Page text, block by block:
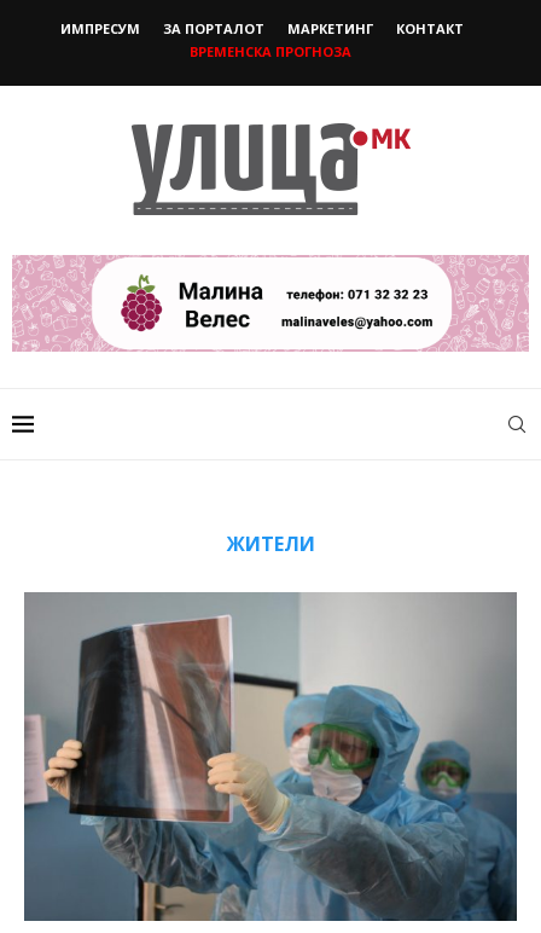
ИМПРЕСУМ ЗА ПОРТАЛОТ МАРКЕТИНГ
КОНТАКТ
ВРЕМЕНСКА ПРОГНОЗА
ЖИТЕЛИ